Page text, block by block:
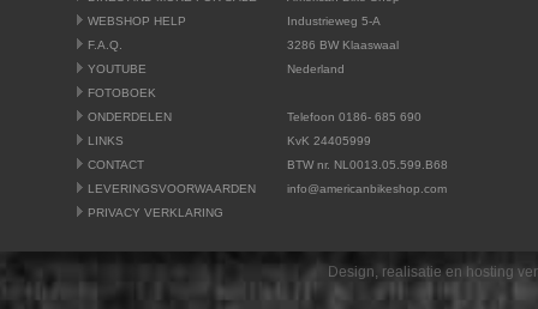
WEBSHOP HELP
F.A.Q.
YOUTUBE
FOTOBOEK
ONDERDELEN
LINKS
CONTACT
LEVERINGSVOORWAARDEN
PRIVACY VERKLARING
Industrieweg 5-A
3286 BW Klaaswaal
Nederland
Telefoon 0186- 685 690
KvK 24405999
BTW nr. NL0013.05.599.B68
info@americanbikeshop.com
Design, realisatie en hosting